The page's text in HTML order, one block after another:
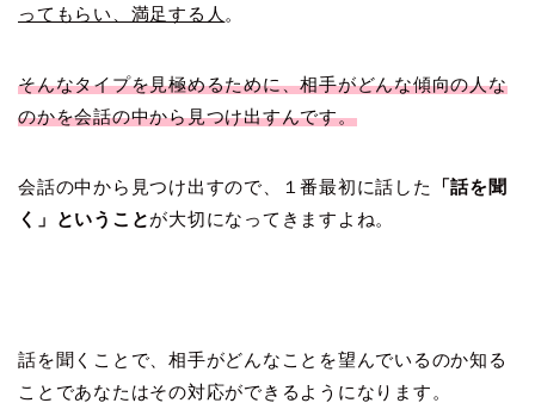
ってもらい、満足する人 。
そんなタイプを見極めるために、相手がどんな傾向の人な
のかを会話の中から見つけ出すんです。
会話の中から見つけ出すので、１番最初に話した
「話を聞
く」ということが大切になってきますよね。
話を聞くことで、相手がどんなことを望んでいるのか知る
ことであなたはその対応ができるようになります。